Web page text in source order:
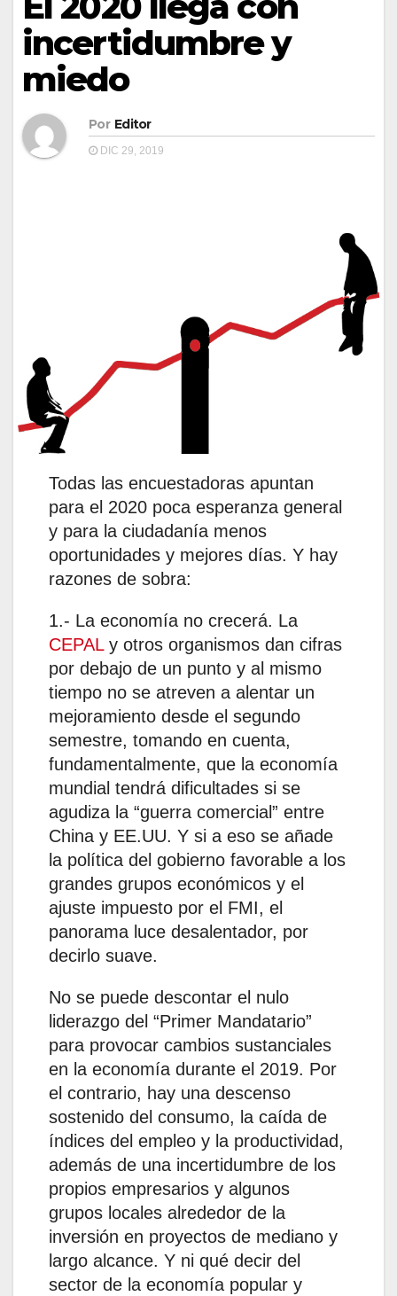
incertidumbre y
miedo
Por Editor
DIC 29, 2019
Todas las encuestadoras apuntan
para el 2020 poca esperanza general
y para la ciudadanía menos
oportunidades y mejores días. Y hay
razones de sobra:
1.- La economía no crecerá. La
CEPALy otros organismos dan cifras
por debajo de un punto y al mismo
tiempo no se atreven a alentar un
mejoramiento desde el segundo
semestre, tomando en cuenta,
fundamentalmente, que la economía
mundial tendrá dificultades si se
agudiza la “guerra comercial” entre
China y EE.UU. Y si a eso se añade
la política del gobierno favorable a los
grandes grupos económicos y el
ajuste impuesto por el FMI, el
panorama luce desalentador, por
decirlo suave.
No se puede descontar el nulo
liderazgo del “Primer Mandatario”
para provocar cambios sustanciales
en la economía durante el 2019. Por
el contrario, hay una descenso
sostenido del consumo, la caída de
índices del empleo y la productividad,
además de una incertidumbre de los
propios empresarios y algunos
grupos locales alrededor de la
inversión en proyectos de mediano y
largo alcance. Y ni qué decir del
sector de la economía popular y